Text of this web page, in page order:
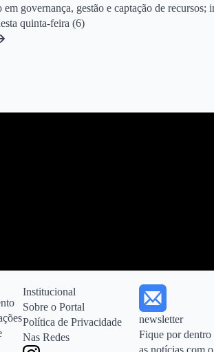
em governança, gestão e captação de recursos;
quinta-feira (6)
Institucional
Sobre o Portal
Política de Privacidade
Nas Redes
newsletter
Fique por dentro